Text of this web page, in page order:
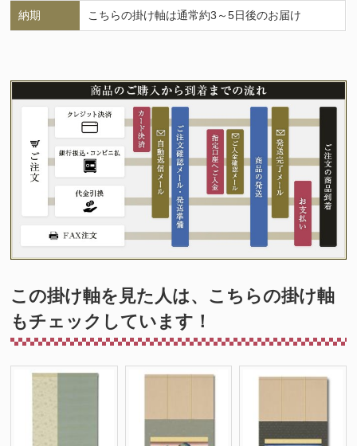
納期 こちらの掛け軸は通常約3～5日後のお届け
この掛け軸を見た人は、こちらの掛け軸
もチェックしています！